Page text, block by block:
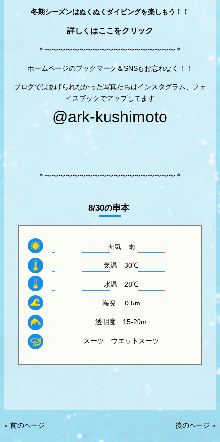
冬期シーズンはぬくぬくダイビングを楽しもう！！
詳しくはここをクリック
＊〜〜〜〜〜〜〜〜〜〜〜〜〜〜〜〜〜〜〜＊
ホームページのブックマーク＆SNSもお忘れなく！！
ブログではあげられなかった写真たちはインスタグラム、フェ
イスブックでアップしてます
@ark-kushimoto
＊〜〜〜〜〜〜〜〜〜〜〜〜〜〜〜〜〜〜〜＊
8/30の串本
天気雨
気温 30℃
水温 28℃
海況 0.5m
透明度 15-20m
スーツ ウエット スーツ
« 前のページ 後のページ »